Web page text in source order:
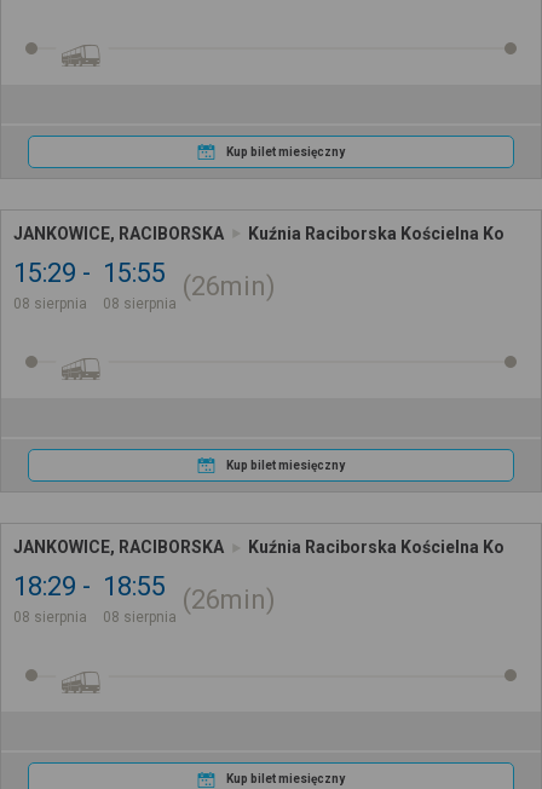
Kup bilet miesięczny
JANKOWICE, RACIBORSKA Kuźnia Raciborska Kościelna Ko
15:29
08 sierpnia
15:55
08 sierpnia
26min
Kup bilet miesięczny
JANKOWICE, RACIBORSKA Kuźnia Raciborska Kościelna Ko
18:29
08 sierpnia
18:55
08 sierpnia
26min
Kup bilet miesięczny